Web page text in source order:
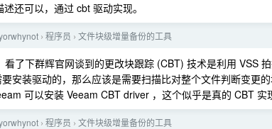
还可以，通过 cbt 驱动实现。
› 程序员 › 文件块级增量备份的工具
看了下群辉官网谈到的更改块跟踪 (CBT) 技术是利用 VSS
安装驱动的，那么应该是需要扫描比对整个文件判断变更
可以安装 Veeam CBT driver ，这个似乎是真的 CBT 实
› 程序员 › 文件块级增量备份的工具